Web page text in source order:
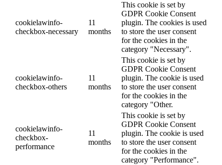
cookielawinfo-
checkbox-necessary
11
months
This cookie is set by
GDPR Cookie Consent
plugin. The cookies is used
to store the user consent
for the cookies in the
category "Necessary".
cookielawinfo-
checkbox-others
11
months
This cookie is set by
GDPR Cookie Consent
plugin. The cookie is used
to store the user consent
for the cookies in the
category "Other.
cookielawinfo-
checkbox-
performance
11
months
This cookie is set by
GDPR Cookie Consent
plugin. The cookie is used
to store the user consent
for the cookies in the
category "Performance".